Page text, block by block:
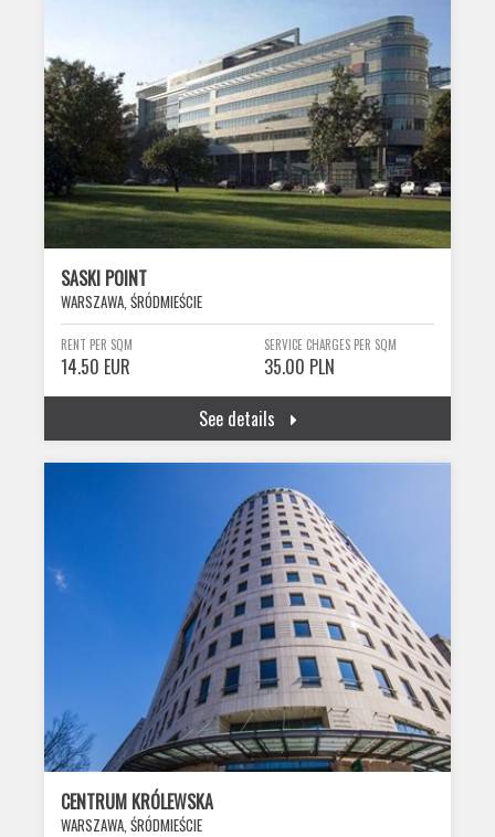
SASKI POINT
WARSZAWA, ŚRÓDMIEŚCIE
RENT PER SQM
14.50 EUR
SERVICE CHARGES PER SQM
35.00 PLN
See details
CENTRUM KRÓLEWSKA
WARSZAWA, ŚRÓDMIEŚCIE